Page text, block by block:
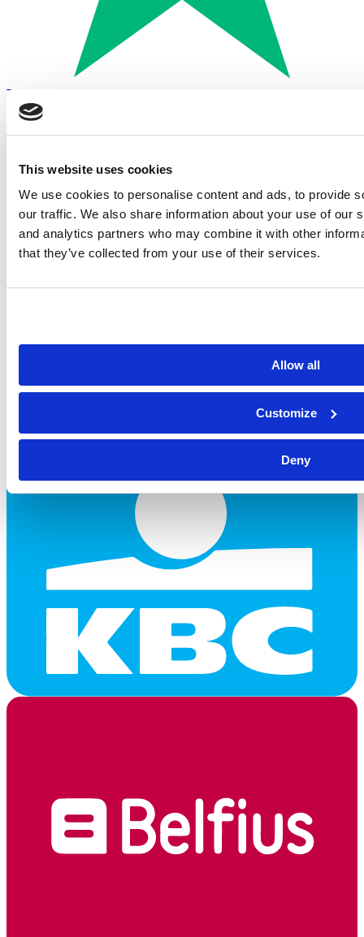
This website uses cookies
We use cookies to personalise content and ads, to provide
our traffic. We also share information about your use of our
and analytics partners who may combine it with other
that they’ve collected from your use of their services.
Allow all
Customize
Deny
Trustpilot
Betalen met: